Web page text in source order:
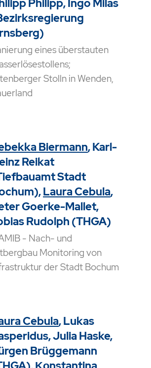
Philipp, Ingo Milas
eines überstauten
Stolln in Wenden,
Biermann, Karl-
Reikat
Stadt
Laura Cebula,
Goerke-Mallet,
Rudolph (THGA)
- Nach- und
Monitoring von
der Stadt Bochum
Cebula, Lukas
Julia Haske,
Brüggemann